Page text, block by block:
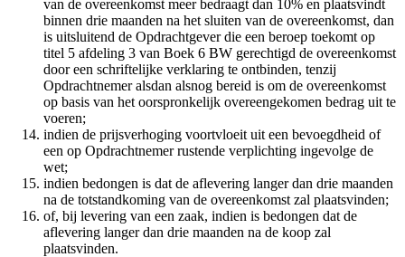
van de overeenkomst meer bedraagt dan 10% en plaatsvindt
binnen drie maanden na het sluiten van de overeenkomst, dan
is uitsluitend de Opdrachtgever die een beroep toekomt op
titel 5 afdeling 3 van Boek 6 BW gerechtigd de overeenkomst
door een schriftelijke verklaring te ontbinden, tenzij
Opdrachtnemer alsdan alsnog bereid is om de overeenkomst
op basis van het oorspronkelijk overeengekomen bedrag uit te
voeren;
indien de prijsverhoging voortvloeit uit een bevoegdheid of
een op Opdrachtnemer rustende verplichting ingevolge de
wet;
indien bedongen is dat de aflevering langer dan drie maanden
na de totstandkoming van de overeenkomst zal plaatsvinden;
of, bij levering van een zaak, indien is bedongen dat de
aflevering langer dan drie maanden na de koop zal
plaatsvinden.